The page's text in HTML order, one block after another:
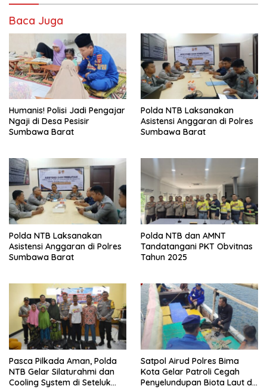
Baca Juga
Humanis! Polisi Jadi Pengajar
Ngaji di Desa Pesisir
Sumbawa Barat
Polda NTB Laksanakan
Asistensi Anggaran di Polres
Sumbawa Barat
Polda NTB Laksanakan
Asistensi Anggaran di Polres
Sumbawa Barat
Polda NTB dan AMNT
Tandatangani PKT Obvitnas
Tahun 2025
Pasca Pilkada Aman, Polda
NTB Gelar Silaturahmi dan
Cooling System di Seteluk
Satpol Airud Polres Bima
Kota Gelar Patroli Cegah
Penyelundupan Biota Laut di